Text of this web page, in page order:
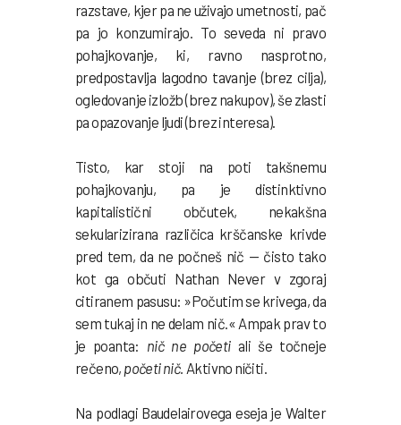
razstave, kjer pa ne uživajo umetnosti, pač
pa jo konzumirajo. To seveda ni pravo
pohajkovanje, ki, ravno nasprotno,
predpostavlja lagodno tavanje (brez cilja),
ogledovanje izložb (brez nakupov), še zlasti
pa opazovanje ljudi (brez interesa).
Tisto, kar stoji na poti takšnemu
pohajkovanju, pa je distinktivno
kapitalistični občutek, nekakšna
sekularizirana različica krščanske krivde
pred tem, da ne počneš nič — čisto tako
kot ga občuti Nathan Never v zgoraj
citiranem pasusu: »Počutim se krivega, da
sem tukaj in ne delam nič.« Ampak prav to
je poanta: nič ne početi ali še točneje
rečeno, početi nič. Aktivno níčiti.
Na podlagi Baudelairovega eseja je Walter